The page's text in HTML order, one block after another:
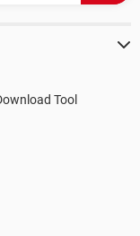
Tool